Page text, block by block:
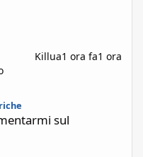
Killua1 ora fa1 ora
sul